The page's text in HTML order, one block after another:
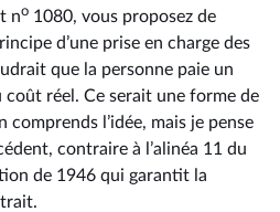
no 1080, vous proposez de
d’une prise en charge des
que la personne paie un
coût réel. Ce serait une forme de
comprends l’idée, mais je pense
contraire à l’alinéa 11 du
de 1946 qui garantit la